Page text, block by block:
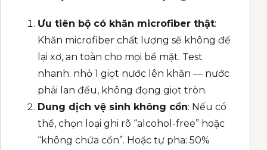
Ưu tiên bộ có khăn microfiber thật:
Khăn microfiber chất lượng sẽ không để
lại xơ, an toàn cho mọi bề mặt. Test
nhanh: nhỏ 1 giọt nước lên khăn — nước
phải lan đều, không đọng giọt tròn.
Dung dịch vệ sinh không cồn: Nếu có
thể, chọn loại ghi rõ “alcohol-free” hoặc
“không chứa cồn”. Hoặc tự pha: 50%